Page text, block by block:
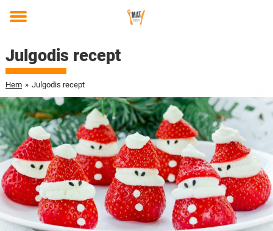
Toggle
Julgodis recept
Hem » Julgodis recept